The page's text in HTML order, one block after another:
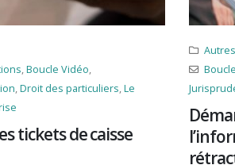
,Boucle Vidéo,
,Droit des particuliers,Le
tickets de caisse
Autres